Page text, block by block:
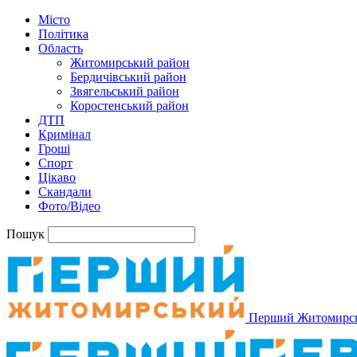
Місто
Політика
Область
Житомирський район
Бердичівський район
Звягельський район
Коростенський район
ДТП
Кримінал
Гроші
Спорт
Цікаво
Скандали
Фото/Відео
Пошук
Перший